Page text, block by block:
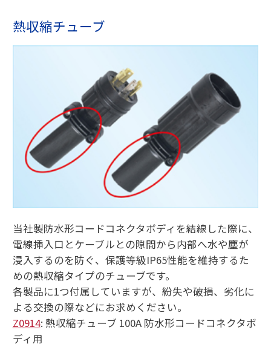
熱収縮チューブ
当社製防水形コードコネクタボディを結線した際に、
電線挿入口とケーブルとの隙間から内部へ水や塵が
浸入するのを防ぐ、保護等級IP65性能を維持するた
めの熱収縮タイプのチューブです。
各製品に1つ付属していますが、紛失や破損、劣化に
よる交換の際などにお求めください。
Z0914: 熱収縮チューブ 100A 防水形コードコネクタボ
ディ用